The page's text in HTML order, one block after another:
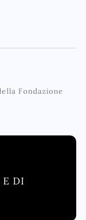
Fondazione
E DI